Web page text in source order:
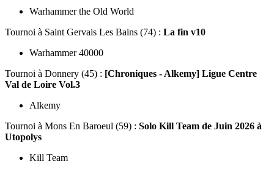
Warhammer the Old World
Tournoi à Saint Gervais Les Bains (74) : La fin v10
Warhammer 40000
Tournoi à Donnery (45) : [Chroniques - Alkemy] Ligue Centre
Val de Loire Vol.3
Alkemy
Tournoi à Mons En Baroeul (59) : Solo Kill Team de Juin 2026 à
Utopolys
Kill Team